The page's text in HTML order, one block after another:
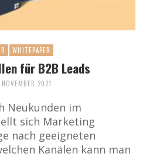
WHITEPAPER
für B2B Leads
2021
Neukunden im
sich Marketing
nach geeigneten
Kanälen kann man